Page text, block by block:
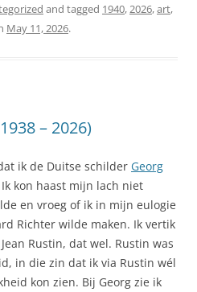
and tagged 1940,2026,art,
May 11, 2026.
– 2026)
ik de Duitse schilder Georg
kon haast mijn lach niet
en vroeg of ik in mijn eulogie
Richter wilde maken. Ik vertik
Rustin, dat wel. Rustin was
in die zin dat ik via Rustin wél
kon zien. Bij Georg zie ik